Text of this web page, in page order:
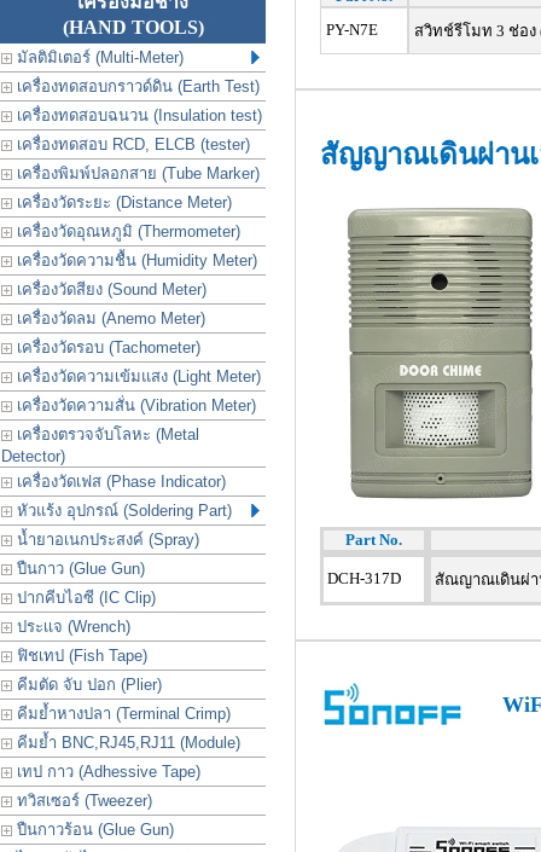
(HAND TOOLS)
มัลติมิเตอร์ (Multi-Meter)
เครื่องทดสอบกราวด์ดิน (Earth Test)
เครื่องทดสอบฉนวน (Insulation test)
เครื่องทดสอบ RCD, ELCB (tester)
เครื่องพิมพ์ปลอกสาย (Tube Marker)
เครื่องวัดระยะ (Distance Meter)
เครื่องวัดอุณหภูมิ (Thermometer)
เครื่องวัดความชื้น (Humidity Meter)
เครื่องวัดสียง (Sound Meter)
เครื่องวัดลม (Anemo Meter)
เครื่องวัดรอบ (Tachometer)
เครื่องวัดความเข้มแสง (Light Meter)
เครื่องวัดความสั่น (Vibration Meter)
เครื่องตรวจจับโลหะ (Metal
Detector)
เครื่องวัดเฟส (Phase Indicator)
หัวแร้ง อุปกรณ์ (Soldering Part)
น้ำยาอเนกประสงค์ (Spray)
ปืนกาว (Glue Gun)
ปากคีบไอซี (IC Clip)
ประเเจ (Wrench)
ฟิชเทป (Fish Tape)
คีมตัด จับ ปอก (Plier)
คีมย้ำหางปลา (Terminal Crimp)
คีมย้ำ BNC,RJ45,RJ11 (Module)
เทป กาว (Adhessive Tape)
ทวิสเซอร์ (Tweezer)
ปืนกาวร้อน (Glue Gun)
PY-N7E
สวิทช์รีโมท 3 ช่อง
สัญญาณเดินผ่านเ
Part No.
DCH-317D สัณญาณเดินผ่า